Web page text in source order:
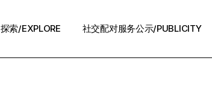
探索/EXPLORE 社交配对服务公示/PUBLICITY